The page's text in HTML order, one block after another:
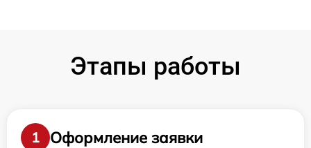
Этапы работы
1
Оформление заявки